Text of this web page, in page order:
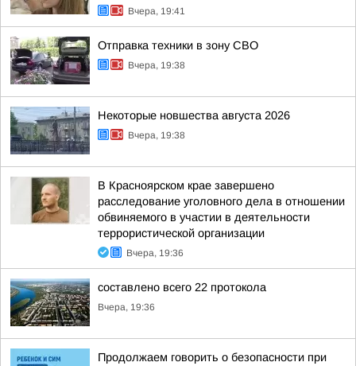
Вчера, 19:41
Отправка техники в зону СВО
Вчера, 19:38
Некоторые новшества августа 2026
Вчера, 19:38
В Красноярском крае завершено
расследование уголовного дела в отношении
обвиняемого в участии в деятельности
террористической организации
Вчера, 19:36
составлено всего 22 протокола
Вчера, 19:36
Продолжаем говорить о безопасности при